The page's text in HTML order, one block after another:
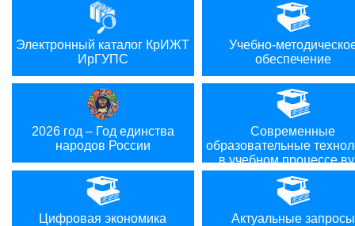
Электронный каталог КрИЖТ
ИрГУПС
Учебно-
обеспечение
2026 год – Год единства
народов России
Современные
образовательные
в учебном процессе
Цифровая экономика Актуальные запросы